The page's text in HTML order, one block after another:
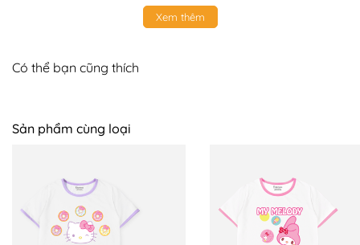
Xem thêm
Có thể bạn cũng thích
Sản phẩm cùng loại